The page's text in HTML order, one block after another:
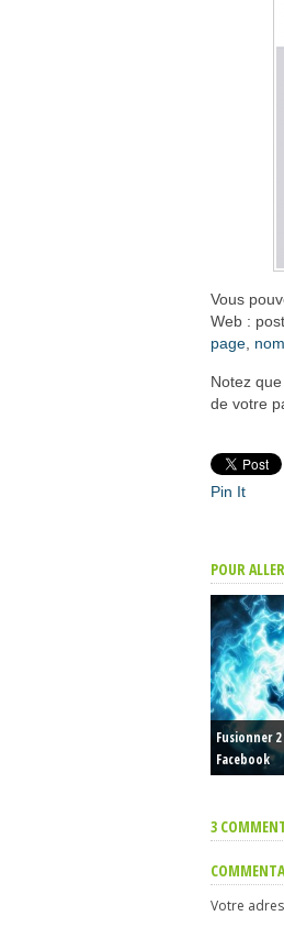
Vous
Web :
page
Notez
de votre
Pin It
POUR
Fusionner
Facebook
3
Votre